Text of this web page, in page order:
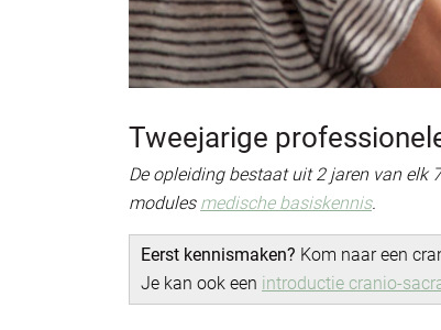
Tweejarige
De opleiding bestaat uit 2 jaren van elk
modules medische basiskennis.
Eerst kennismaken? Kom naar een
Je kan ook een introductie cranio-